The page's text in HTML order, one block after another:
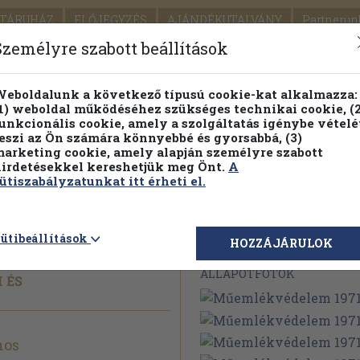
ELŐJEGYZÉS AJÁNDÉKUTALVÁNY
SEGÍTSÉG
PILLANATNYI ÁRAINK FENNTARTHATÓ
Részletes kereső Témaköri fa
1971/ Megvásárolható
ÁLLAPOTFOTÓK
szabott beállítások
a következő típusú cookie-kat alkalmazza:
weboldal működéséhez szükséges technikai cookie,
cookie, amely a szolgáltatás igénybe
az Ön számára könnyebbé és gyorsabbá, (3)
cookie, amely alapján személyre szabott
kereshetjük meg Önt. A
itt érheti el.
HOZZÁJÁRULOK